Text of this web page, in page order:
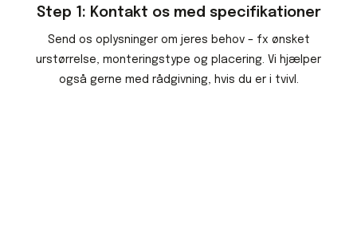
Step 1: Kontakt os med specifikationer
Send os oplysninger om jeres behov – fx ønsket
urstørrelse, monteringstype og placering. Vi hjælper
også gerne med rådgivning, hvis du er i tvivl.